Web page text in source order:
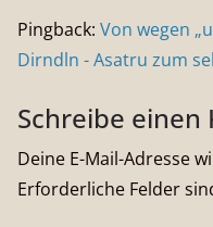
Pingback: Von wegen
Dirndln - Asatru zum
Schreibe
Deine E-Mail-Adresse
Erforderliche Felder